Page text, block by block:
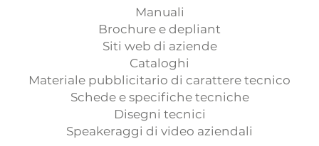
Manuali
Brochure e depliant
Siti web di aziende
Cataloghi
Materiale pubblicitario di carattere tecnico
Schede e specifiche tecniche
Disegni tecnici
Speakeraggi di video aziendali